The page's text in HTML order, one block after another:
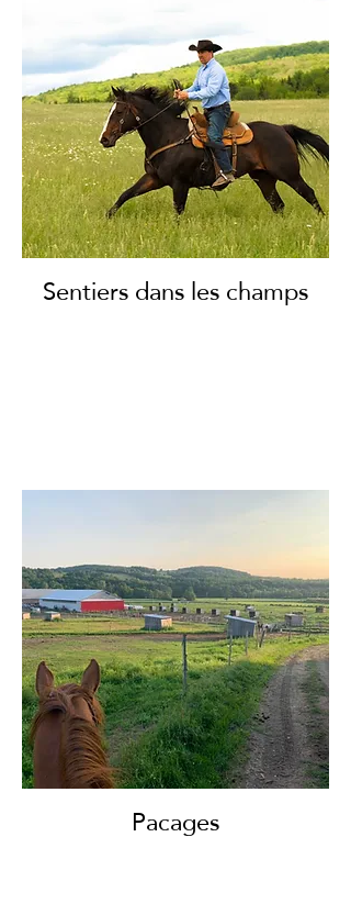
Sentiers dans les champs
Pacages